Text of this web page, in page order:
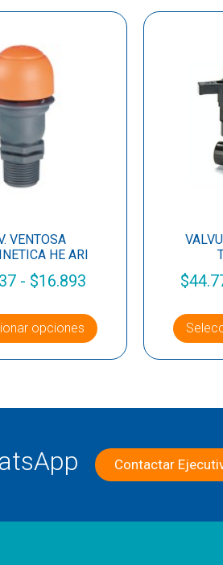
VENTOSA
HE ARI
- $16.893
opciones
$
Contactar